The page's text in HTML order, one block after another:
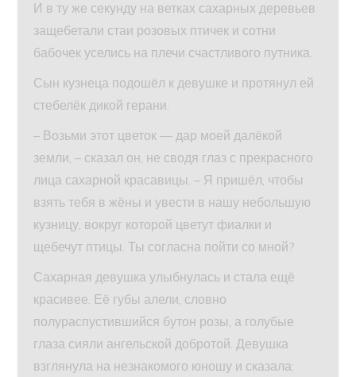
И в ту же секунду на ветках сахарных деревьев
защебетали стаи розовых птичек и сотни
бабочек уселись на плечи счастливого путника.
Сын кузнеца подошёл к девушке и протянул ей
стебелёк дикой герани.
– Возьми этот цветок — дар моей далёкой
земли, – сказал он, не сводя глаз с прекрасного
лица сахарной красавицы. – Я пришёл, чтобы
взять тебя в жёны и увести в нашу небольшую
кузницу, вокруг которой цветут фиалки и
щебечут птицы. Ты согласна пойти со мной?
Сахарная девушка улыбнулась и стала ещё
красивее. Её губы алели, словно
полураспустившийся бутон розы, а голубые
глаза сияли ангельской добротой. Девушка
взглянула на незнакомого юношу и сказала: